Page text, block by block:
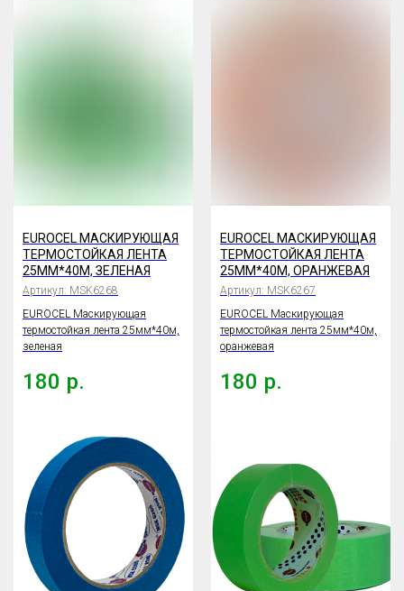
EUROCEL МАСКИРУЮЩАЯ
ТЕРМОСТОЙКАЯ ЛЕНТА
25ММ*40М, ЗЕЛЕНАЯ
Артикул: MSK6268
EUROCEL Маскирующая
термостойкая лента 25мм*40м,
зеленая
180 р.
EUROCEL МАСКИРУЮЩАЯ
ТЕРМОСТОЙКАЯ ЛЕНТА
25ММ*40М, ОРАНЖЕВАЯ
Артикул: MSK6267
EUROCEL Маскирующая
термостойкая лента 25мм*40м,
оранжевая
180 р.